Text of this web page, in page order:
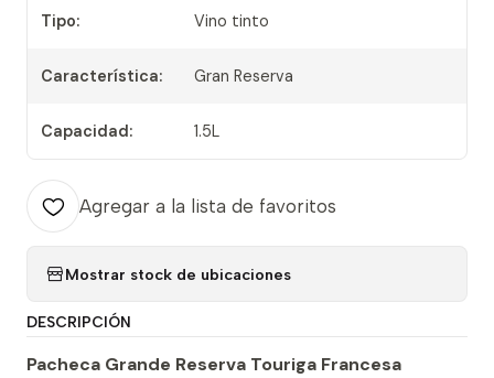
Tipo: Vino tinto
Característica: Gran Reserva
Capacidad: 1.5L
Agregar a la lista de favoritos
Mostrar stock de ubicaciones
DESCRIPCIÓN
Pacheca Grande Reserva Touriga Francesa